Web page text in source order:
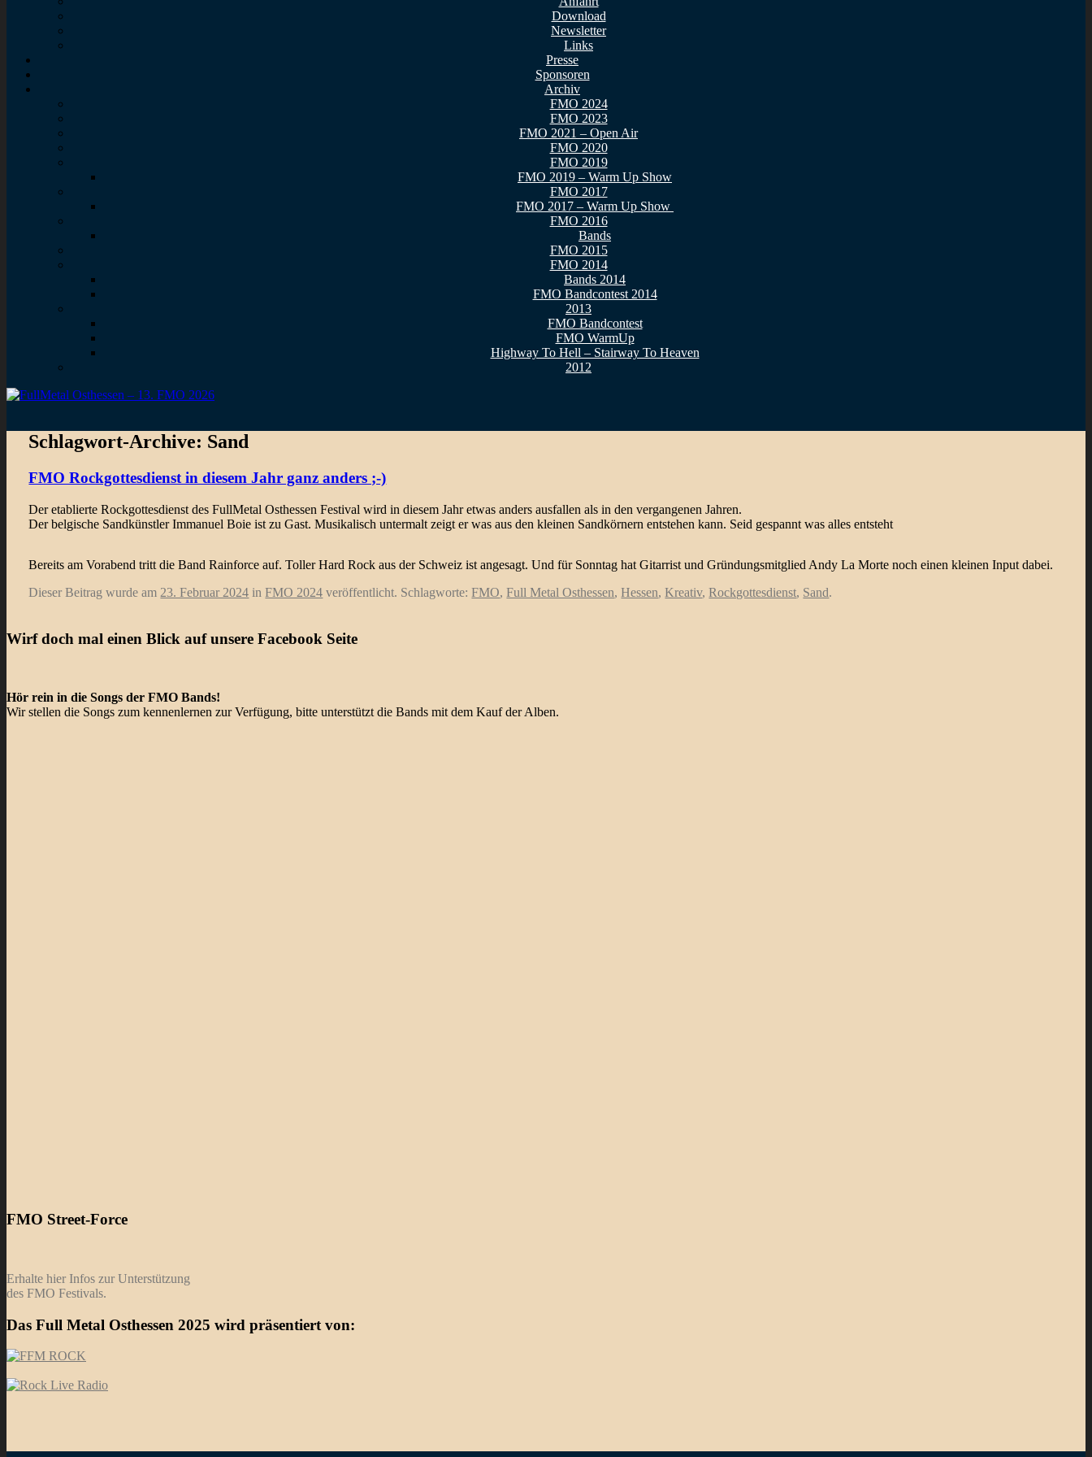
Download
Newsletter
Links
Presse
Sponsoren
Archiv
FMO 2024
FMO 2023
FMO 2021 – Open Air
FMO 2020
FMO 2019
FMO 2019 – Warm Up Show
FMO 2017
FMO 2017 – Warm Up Show
FMO 2016
Bands
FMO 2015
FMO 2014
Bands 2014
FMO Bandcontest 2014
2013
FMO Bandcontest
FMO WarmUp
Highway To Hell – Stairway To Heaven
2012
Schlagwort-Archive: Sand
FMO Rockgottesdienst in diesem Jahr ganz anders ;-)
Der etablierte Rockgottesdienst des FullMetal Osthessen Festival wird in diesem Jahr etwas anders ausfallen als in den vergangenen Jahren.
Der belgische Sandkünstler Immanuel Boie ist zu Gast. Musikalisch untermalt zeigt er was aus den kleinen Sandkörnern entstehen kann. Seid gespannt was alles entsteht
Bereits am Vorabend tritt die Band Rainforce auf. Toller Hard Rock aus der Schweiz ist angesagt. Und für Sonntag hat Gitarrist und Gründungsmitglied Andy La Morte noch einen kleinen Input dabei.
Dieser Beitrag wurde am 23. Februar 2024 inFMO 2024 veröffentlicht. Schlagworte:FMO,Full Metal Osthessen,Hessen,Kreativ,Rockgottesdienst, Sand.
Wirf doch mal einen Blick auf unsere Facebook Seite
Hör rein in die Songs der FMO Bands!
Wir stellen die Songs zum kennenlernen zur Verfügung, bitte unterstützt die Bands mit dem Kauf der Alben.
FMO Street-Force
Erhalte hier Infos zur Unterstützung
des FMO Festivals.
Das Full Metal Osthessen 2025 wird präsentiert von: